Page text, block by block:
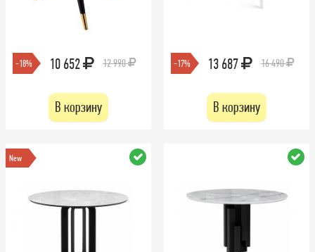
-18% 10 652 12 990
В корзину
-17% 13 687 16 490
В корзину